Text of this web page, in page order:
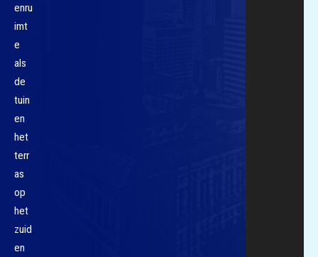
enru
imt
e
als
de
tuin
en
het
terr
as
op
het
zuid
en